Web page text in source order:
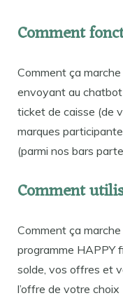
Comment
Comment ça
envoyant au
ticket de caisse (de
marques
(parmi nos bars
Comment
Comment ça
programme HAPPY
solde, vos offres et
l’offre de votre